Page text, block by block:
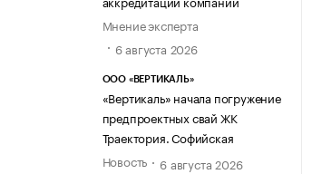
Мнение эксперта
6 августа 2026
ООО «ВЕРТИКАЛЬ»
«Вертикаль» начала погружение
предпроектных свай ЖК
Траектория. Софийская
Новость
6 августа 2026